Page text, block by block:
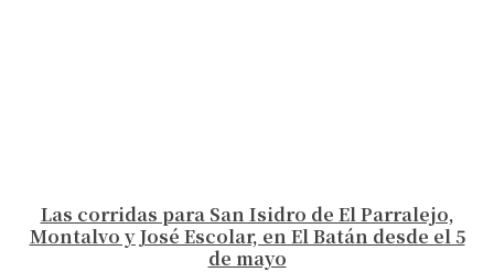
Las corridas para San Isidro de El Parralejo,
Montalvo y José Escolar, en El Batán desde el 5
de mayo